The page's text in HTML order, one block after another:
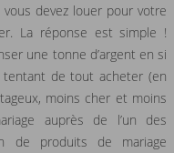
devez louer pour votre
La réponse est simple !
une tonne d’argent en si
de tout acheter (en
moins cher et moins
auprès de l’un des
de produits de mariage